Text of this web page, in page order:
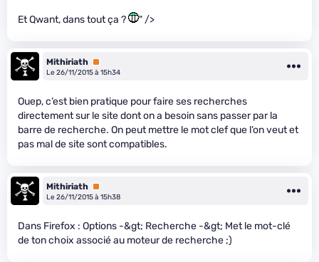
Et Qwant, dans tout ça ? " />
Mithiriath Premium
Le 26/11/2015 à 15h34
Ouep, c’est bien pratique pour faire ses recherches
directement sur le site dont on a besoin sans passer par la
barre de recherche. On peut mettre le mot clef que l’on veut et
pas mal de site sont compatibles.
Mithiriath Premium
Le 26/11/2015 à 15h38
Dans Firefox : Options -&gt; Recherche -&gt; Met le mot-clé
de ton choix associé au moteur de recherche ;)